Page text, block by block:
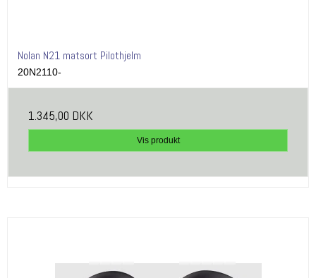
Nolan N21 matsort Pilothjelm
20N2110-
1.345,00 DKK
Vis produkt